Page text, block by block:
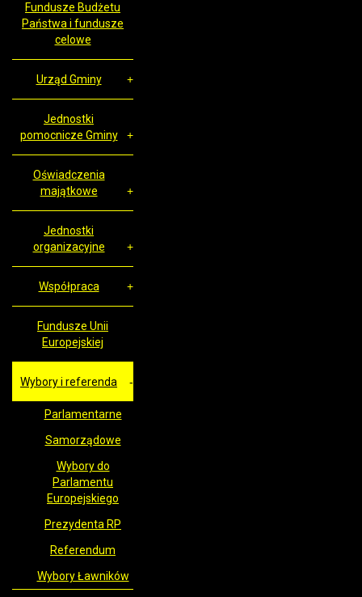
Fundusze Budżetu
Państwa i fundusze
celowe
Urząd Gminy
Jednostki
pomocnicze Gminy
Oświadczenia
majątkowe
Jednostki
organizacyjne
Współpraca
Fundusze Unii
Europejskiej
Wybory i referenda
Parlamentarne
Samorządowe
Wybory do
Parlamentu
Europejskiego
Prezydenta RP
Referendum
Wybory Ławników